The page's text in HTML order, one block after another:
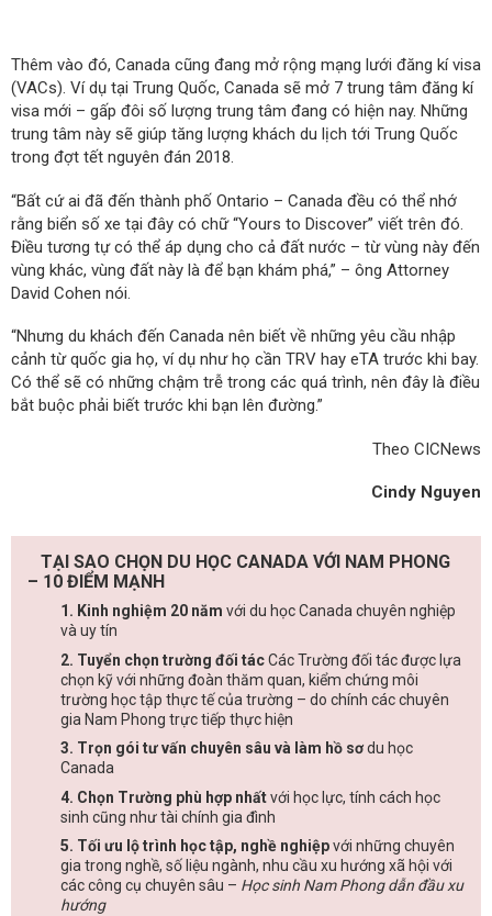
Thêm vào đó, Canada cũng đang mở rộng mạng lưới đăng kí visa
(VACs). Ví dụ tại Trung Quốc, Canada sẽ mở 7 trung tâm đăng kí
visa mới – gấp đôi số lượng trung tâm đang có hiện nay. Những
trung tâm này sẽ giúp tăng lượng khách du lịch tới Trung Quốc
trong đợt tết nguyên đán 2018.
“Bất cứ ai đã đến thành phố Ontario – Canada đều có thể nhớ
rằng biển số xe tại đây có chữ “Yours to Discover” viết trên đó.
Điều tương tự có thể áp dụng cho cả đất nước – từ vùng này đến
vùng khác, vùng đất này là để bạn khám phá,” – ông Attorney
David Cohen nói.
“Nhưng du khách đến Canada nên biết về những yêu cầu nhập
cảnh từ quốc gia họ, ví dụ như họ cần TRV hay eTA trước khi bay.
Có thể sẽ có những chậm trễ trong các quá trình, nên đây là điều
bắt buộc phải biết trước khi bạn lên đường.”
Theo CICNews
Cindy Nguyen
TẠI SAO CHỌN DU HỌC CANADA VỚI NAM PHONG
– 10 ĐIỂM MẠNH
1. Kinh nghiệm 20 năm với du học Canada chuyên nghiệp
và uy tín
2. Tuyển chọn trường đối tácCác Trường đối tác được lựa
chọn kỹ với những đoàn thăm quan, kiểm chứng môi
trường học tập thực tế của trường – do chính các chuyên
gia Nam Phong trực tiếp thực hiện
3. Trọn gói tư vấn chuyên sâu và làm hồ sơdu học
Canada
4. Chọn Trường phù hợp nhấtvới học lực, tính cách học
sinh cũng như tài chính gia đình
5. Tối ưu lộ trình học tập, nghề nghiệpvới những chuyên
gia trong nghề, số liệu ngành, nhu cầu xu hướng xã hội với
các công cụ chuyên sâu – Học sinh Nam Phong dẫn đầu xu
hướng